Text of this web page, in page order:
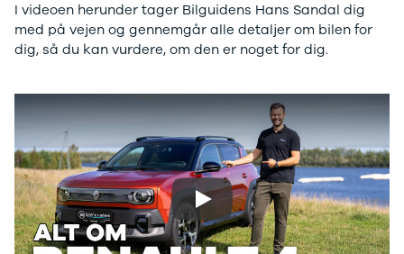
Anmeldelser
Privatleasing
Tilbud
Modeller
Anmeldelser
Privatleasing
Tilbud
Megane
Electric
Modeller
Anmeldelser
elbiler
Budget
Se alle biler
under
100.000 kr.
100.000 -
200.000 kr.
200.000 -
300.000 kr.
300.000 -
400.000 kr.
Skive
Book
Tid til service?
vores bilhuse
har mere end
års erfaring
autoriseret
service
I videoen herunder tager Bilguidens Hans Sandal dig
med på vejen og gennemgår alle detaljer om bilen for
dig, så du kan vurdere, om den er noget for dig.
Play